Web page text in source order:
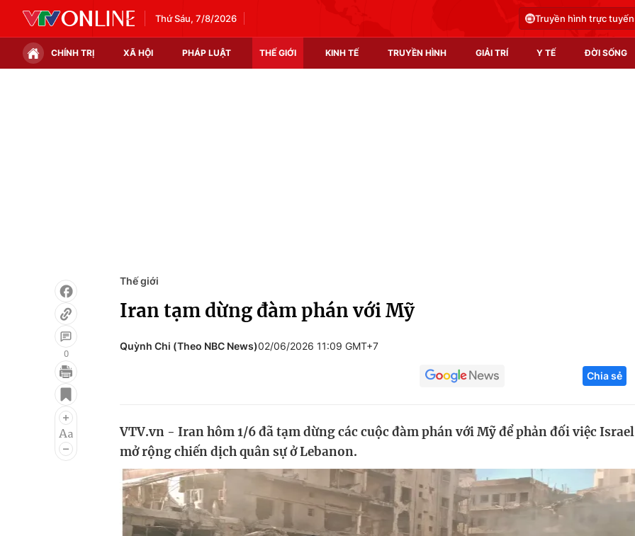
Thứ Sáu, 7/8/2026 Truyền hình trực tuyến
CHÍNH TRỊ XÃ HỘI PHÁP LUẬT THẾ GIỚI KINH TẾ TRUYỀN HÌNH GIẢI TRÍ Y TẾ ĐỜI SỐNG
Điện ảnh
Âm nhạc
Làm đẹp
Chất lượng cuộc sống
Học trực tuyến
Công nghệ
Sản phẩm
Thị trường
Tư vấn
0
Thế giới
Iran tạm dừng đàm phán với Mỹ
Quỳnh Chi (Theo NBC News)02/06/2026 11:09 GMT+7
Chia sẻ
VTV.vn - Iran hôm 1/6 đã tạm dừng các cuộc đàm phán với Mỹ để phản đối việc Israel
mở rộng chiến dịch quân sự ở Lebanon.